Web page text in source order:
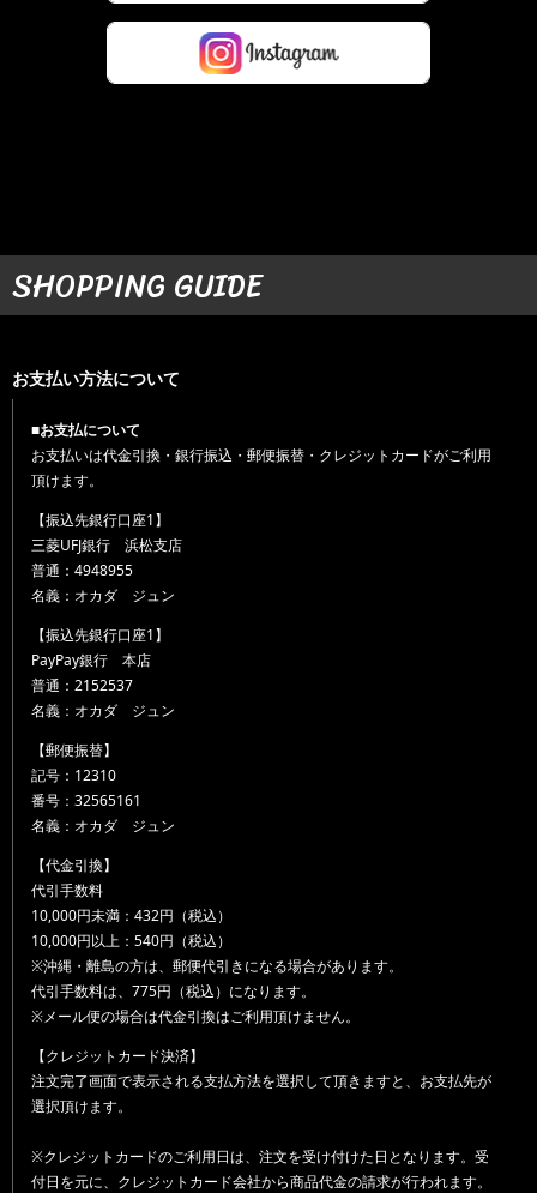
SHOPPING GUIDE
お支払い方法について
■お支払について
お支払いは代金引換・銀行振込・郵便振替・クレジットカードがご利用
頂けます。
【振込先銀行口座1】
三菱UFJ銀行 浜松支店
普通：4948955
名義：オカダ ジュン
【振込先銀行口座1】
PayPay銀行 本店
普通：2152537
名義：オカダ ジュン
【郵便振替】
記号：12310
番号：32565161
名義：オカダ ジュン
【代金引換】
代引手数料
10,000円未満：432円（税込）
10,000円以上：540円（税込）
※沖縄・離島の方は、郵便代引きになる場合があります。
代引手数料は、775円（税込）になります。
※メール便の場合は代金引換はご利用頂けません。
【クレジットカード決済】
注文完了画面で表示される支払方法を選択して頂きますと、お支払先が
選択頂けます。
※クレジットカードのご利用日は、注文を受け付けた日となります。受
付日を元に、クレジットカード会社から商品代金の請求が行われます。